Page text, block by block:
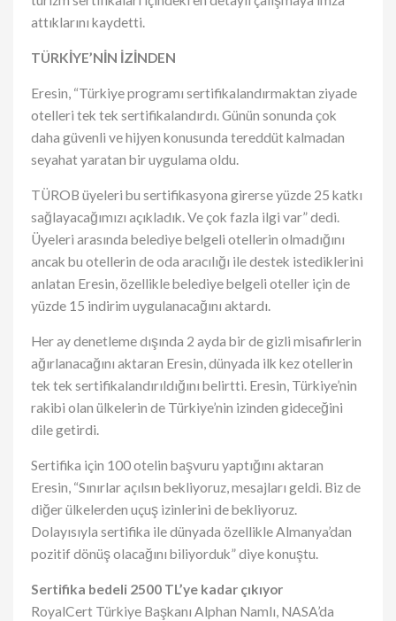
attıklarını kaydetti.
TÜRKİYE’NİN İZİNDEN
Eresin, “Türkiye programı sertifikalandırmaktan ziyade
otelleri tek tek sertifikalandırdı. Günün sonunda çok
daha güvenli ve hijyen konusunda tereddüt kalmadan
seyahat yaratan bir uygulama oldu.
TÜROB üyeleri bu sertifikasyona girerse yüzde 25 katkı
sağlayacağımızı açıkladık. Ve çok fazla ilgi var” dedi.
Üyeleri arasında belediye belgeli otellerin olmadığını
ancak bu otellerin de oda aracılığı ile destek istediklerini
anlatan Eresin, özellikle belediye belgeli oteller için de
yüzde 15 indirim uygulanacağını aktardı.
Her ay denetleme dışında 2 ayda bir de gizli misafirlerin
ağırlanacağını aktaran Eresin, dünyada ilk kez otellerin
tek tek sertifikalandırıldığını belirtti. Eresin, Türkiye’nin
rakibi olan ülkelerin de Türkiye’nin izinden gideceğini
dile getirdi.
Sertifika için 100 otelin başvuru yaptığını aktaran
Eresin, “Sınırlar açılsın bekliyoruz, mesajları geldi. Biz de
diğer ülkelerden uçuş izinlerini de bekliyoruz.
Dolayısıyla sertifika ile dünyada özellikle Almanya’dan
pozitif dönüş olacağını biliyorduk” diye konuştu.
Sertifika bedeli 2500 TL’ye kadar çıkıyor
RoyalCert Türkiye Başkanı Alphan Namlı, NASA’da